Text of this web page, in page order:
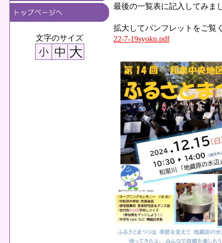
文字のサイズ
最後の一覧表に記入してみま
拡大してパンフレットをご覧
22-7-19syoku.pdf